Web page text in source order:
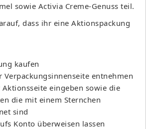
sowie Activia Creme-Genuss teil.
dass ihr eine Aktionspackung
kaufen
Verpackungsinnenseite entnehmen
Aktionsseite eingeben sowie die
die mit einem Sternchen
sind
Konto überweisen lassen